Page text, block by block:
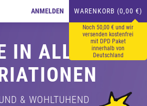
ANMELDEN WARENKORB (0,00 €)
Noch 50,00 € und wir
versenden kostenfrei
mit DPD Paket
innerhalb von
Deutschland
IN ALLEN
& WOHLTUHEND